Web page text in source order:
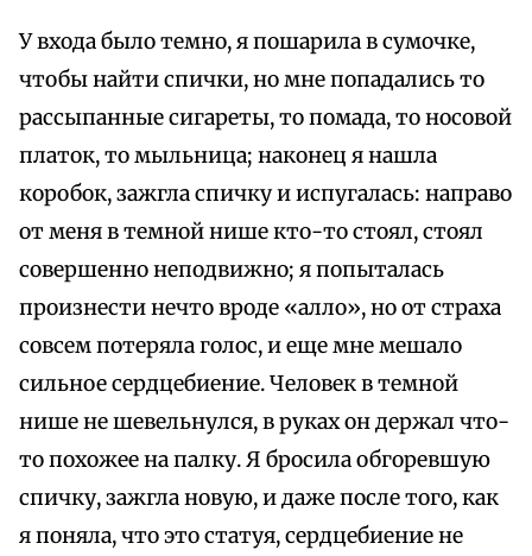
У входа было темно, я пошарила в сумочке,
чтобы найти спички, но мне попадались то
рассыпанные сигареты, то помада, то носовой
платок, то мыльница; наконец я нашла
коробок, зажгла спичку и испугалась: направо
от меня в темной нише кто-то стоял, стоял
совершенно неподвижно; я попыталась
произнести нечто вроде «алло», но от страха
совсем потеряла голос, и еще мне мешало
сильное сердцебиение. Человек в темной
нише не шевельнулся, в руках он держал что-
то похожее на палку. Я бросила обгоревшую
спичку, зажгла новую, и даже после того, как
я поняла, что это статуя, сердцебиение не